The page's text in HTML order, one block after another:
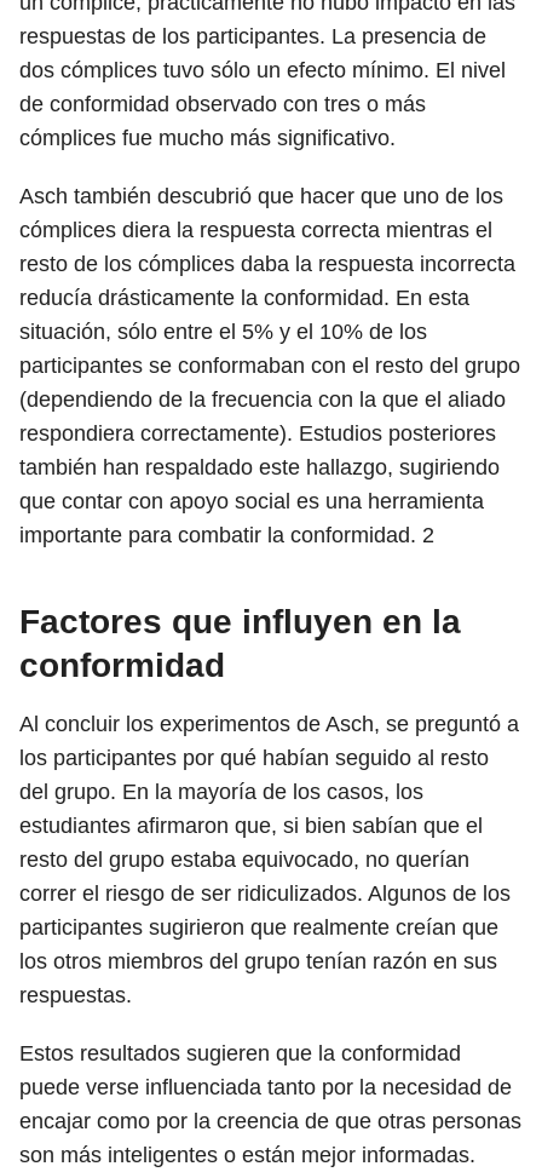
respuestas de los participantes. La presencia de
dos cómplices tuvo sólo un efecto mínimo. El nivel
de conformidad observado con tres o más
cómplices fue mucho más significativo.
Asch también descubrió que hacer que uno de los
cómplices diera la respuesta correcta mientras el
resto de los cómplices daba la respuesta incorrecta
reducía drásticamente la conformidad. En esta
situación, sólo entre el 5% y el 10% de los
participantes se conformaban con el resto del grupo
(dependiendo de la frecuencia con la que el aliado
respondiera correctamente). Estudios posteriores
también han respaldado este hallazgo, sugiriendo
que contar con apoyo social es una herramienta
importante para combatir la conformidad. 2
Factores que influyen en la
conformidad
Al concluir los experimentos de Asch, se preguntó a
los participantes por qué habían seguido al resto
del grupo. En la mayoría de los casos, los
estudiantes afirmaron que, si bien sabían que el
resto del grupo estaba equivocado, no querían
correr el riesgo de ser ridiculizados. Algunos de los
participantes sugirieron que realmente creían que
los otros miembros del grupo tenían razón en sus
respuestas.
Estos resultados sugieren que la conformidad
puede verse influenciada tanto por la necesidad de
encajar como por la creencia de que otras personas
son más inteligentes o están mejor informadas.